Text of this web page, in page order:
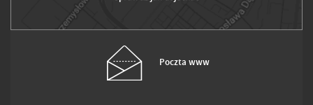
Poczta www